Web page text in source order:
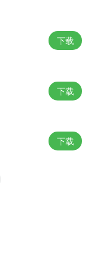
下载
下载
下载